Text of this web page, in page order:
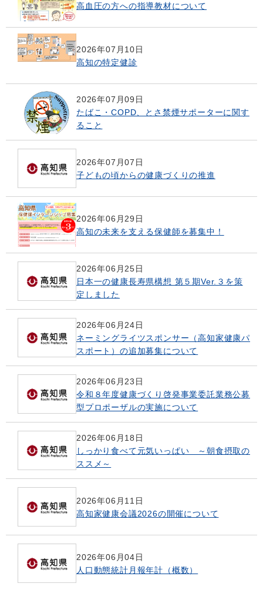
高血圧の方への指導教材について
2026年07月10日
高知の特定健診
2026年07月09日
たばこ・COPD、とさ禁煙サポーターに関す
ること
2026年07月07日
子どもの頃からの健康づくりの推進
2026年06月29日
高知の未来を支える保健師を募集中！
2026年06月25日
日本一の健康長寿県構想 第５期Ver.３を策
定しました
2026年06月24日
ネーミングライツスポンサー（高知家健康パ
スポート）の追加募集について
2026年06月23日
令和８年度健康づくり啓発事業委託業務公募
型プロポーザルの実施について
2026年06月18日
しっかり食べて元気いっぱい ～朝食摂取の
ススメ～
2026年06月11日
高知家健康会議2026の開催について
2026年06月04日
人口動態統計月報年計（概数）